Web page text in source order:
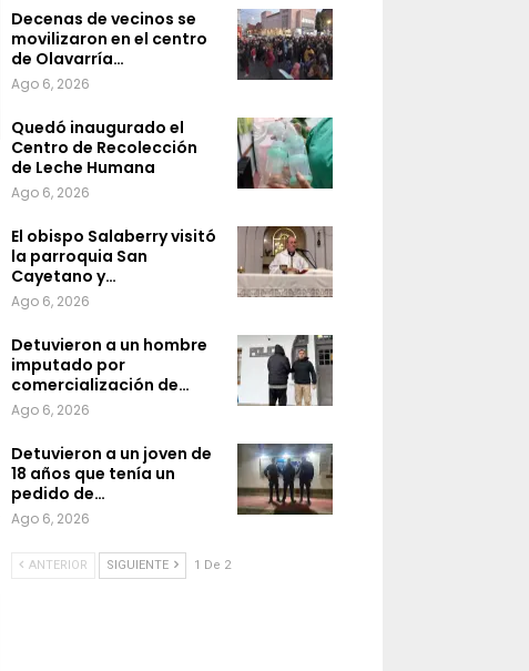
Decenas de vecinos se
movilizaron en el centro
de Olavarría…
Ago 6, 2026
Quedó inaugurado el
Centro de Recolección
de Leche Humana
Ago 6, 2026
El obispo Salaberry visitó
la parroquia San
Cayetano y…
Ago 6, 2026
Detuvieron a un hombre
imputado por
comercialización de…
Ago 6, 2026
Detuvieron a un joven de
18 años que tenía un
pedido de…
Ago 6, 2026
ANTERIOR SIGUIENTE 1 De 2